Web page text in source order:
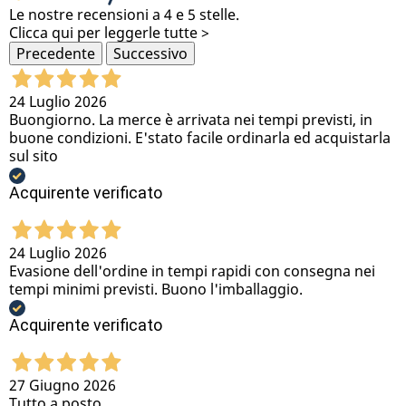
Le nostre recensioni a 4 e 5 stelle.
Clicca qui per leggerle tutte >
Precedente
Successivo
24 Luglio 2026
Buongiorno. La merce è arrivata nei tempi previsti, in
buone condizioni. E'stato facile ordinarla ed acquistarla
sul sito
Acquirente verificato
24 Luglio 2026
Evasione dell'ordine in tempi rapidi con consegna nei
tempi minimi previsti. Buono l'imballaggio.
Acquirente verificato
27 Giugno 2026